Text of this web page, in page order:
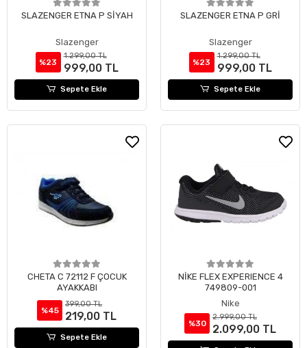
SLAZENGER ETNA P SİYAH
Slazenger
%23
1.299,00 TL
999,00 TL
Sepete Ekle
SLAZENGER ETNA P GRİ
Slazenger
%23
1.299,00 TL
999,00 TL
Sepete Ekle
CHETA C 72112 F ÇOCUK
AYAKKABI
%45
399,00 TL
219,00 TL
Sepete Ekle
NİKE FLEX EXPERIENCE 4
749809-001
Nike
%30
2.999,00 TL
2.099,00 TL